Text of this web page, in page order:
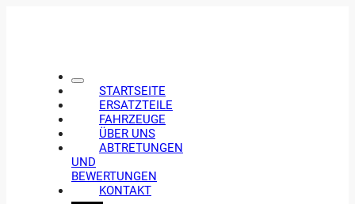
STARTSEITE
ERSATZTEILE
FAHRZEUGE
ÜBER UNS
ABTRETUNGEN
UND
BEWERTUNGEN
KONTAKT